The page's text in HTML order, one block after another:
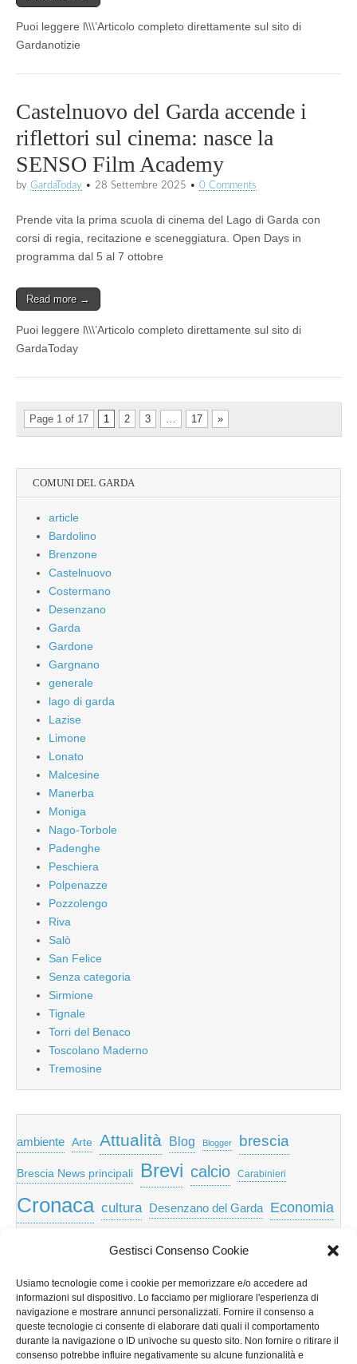
Gestisci Consenso Cookie
Usiamo tecnologie come i cookie per memorizzare e/o accedere ad
informazioni sul dispositivo. Lo facciamo per migliorare l'esperienza di
navigazione e mostrare annunci personalizzati. Fornire il consenso a
queste tecnologie ci consente di elaborare dati quali il comportamento
durante la navigazione o ID univoche su questo sito. Non fornire o ritirare il
consenso potrebbe influire negativamente su alcune funzionalità e
Puoi leggere l\\\’Articolo completo direttamente sul sito di
Gardanotizie
Castelnuovo del Garda accende i
riflettori sul cinema: nasce la
SENSO Film Academy
by GardaToday • 28 Settembre 2025 • 0 Comments
Prende vita la prima scuola di cinema del Lago di Garda con
corsi di regia, recitazione e sceneggiatura. Open Days in
programma dal 5 al 7 ottobre
Read more →
Puoi leggere l\\\’Articolo completo direttamente sul sito di
GardaToday
Page 1 of 17 1 2 3 17 »
COMUNI DEL GARDA
article
Bardolino
Brenzone
Castelnuovo
Costermano
Desenzano
Garda
Gardone
Gargnano
generale
lago di garda
Lazise
Limone
Lonato
Malcesine
Manerba
Moniga
Nago-Torbole
Padenghe
Peschiera
Polpenazze
Pozzolengo
Riva
Salò
San Felice
Senza categoria
Sirmione
Tignale
Torri del Benaco
Toscolano Maderno
Tremosine
ambiente Arte Attualità Blog Blogger brescia
Brescia News principali Brevi calcio Carabinieri
Cronaca cultura Desenzano del Garda Economia
lago di garda Musica Nera news Notizie
Notizie dal Garda
Notizie Lombardia
Notizie per categoria Notizie Provincia di Brescia